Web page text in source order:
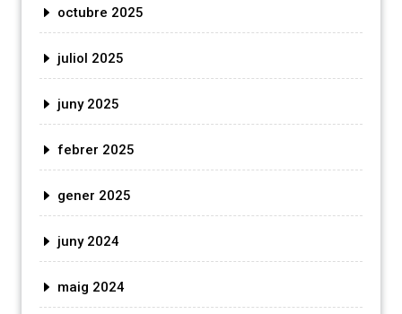
octubre 2025
juliol 2025
juny 2025
febrer 2025
gener 2025
juny 2024
maig 2024